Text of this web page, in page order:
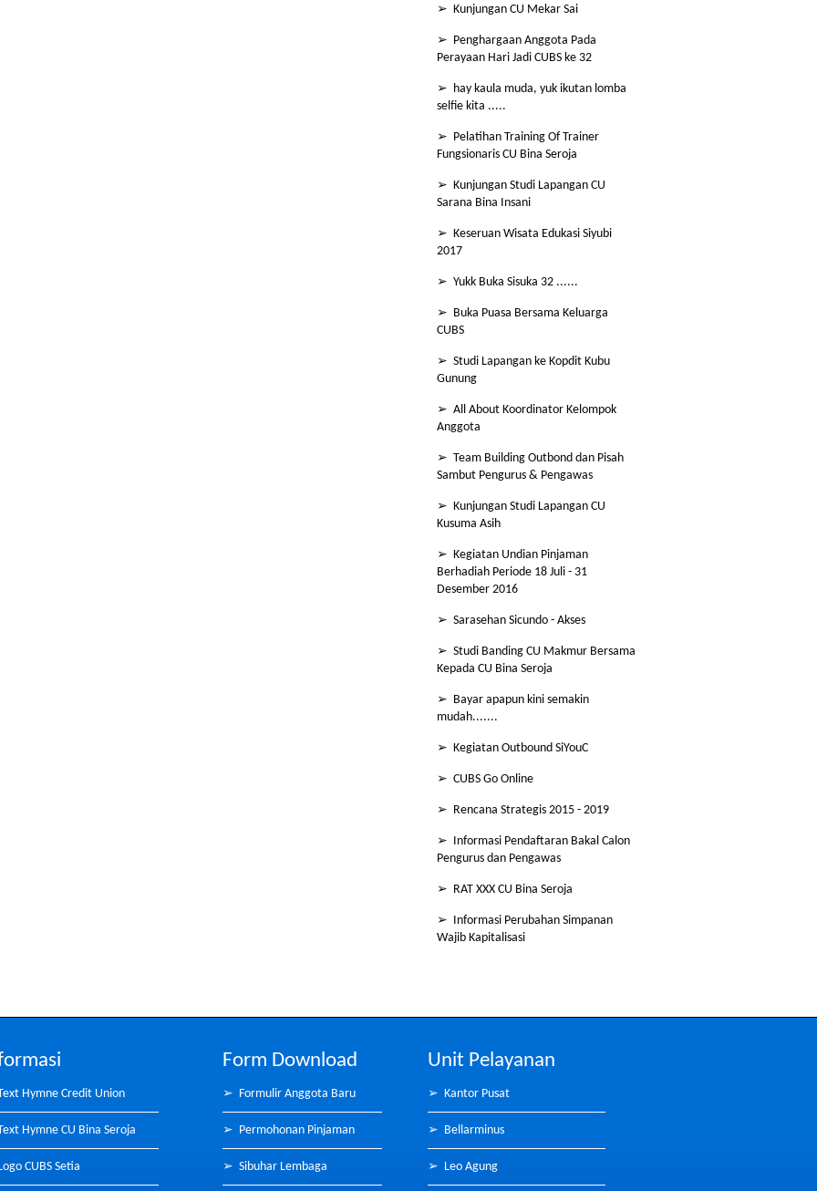
➢ Kunjungan CU Mekar Sai
➢ Penghargaan Anggota Pada
Perayaan Hari Jadi CUBS ke 32
➢ hay kaula muda, yuk ikutan lomba
selfie kita .....
➢ Pelatihan Training Of Trainer
Fungsionaris CU Bina Seroja
➢ Kunjungan Studi Lapangan CU
Sarana Bina Insani
➢ Keseruan Wisata Edukasi Siyubi
2017
➢ Yukk Buka Sisuka 32 ......
➢ Buka Puasa Bersama Keluarga
CUBS
➢ Studi Lapangan ke Kopdit Kubu
Gunung
➢ All About Koordinator Kelompok
Anggota
➢ Team Building Outbond dan Pisah
Sambut Pengurus & Pengawas
➢ Kunjungan Studi Lapangan CU
Kusuma Asih
➢ Kegiatan Undian Pinjaman
Berhadiah Periode 18 Juli - 31
Desember 2016
➢ Sarasehan Sicundo - Akses
➢ Studi Banding CU Makmur Bersama
Kepada CU Bina Seroja
➢ Bayar apapun kini semakin
mudah.......
➢ Kegiatan Outbound SiYouC
➢ CUBS Go Online
➢ Rencana Strategis 2015 - 2019
➢ Informasi Pendaftaran Bakal Calon
Pengurus dan Pengawas
➢ RAT XXX CU Bina Seroja
➢ Informasi Perubahan Simpanan
Wajib Kapitalisasi
Hymne Credit Union
Hymne CU Bina Seroja
CUBS Setia
Form Download
➢ Formulir Anggota Baru
➢ Permohonan Pinjaman
➢ Sibuhar Lembaga
Unit Pelayanan
➢ Kantor Pusat
➢ Bellarminus
➢ Leo Agung